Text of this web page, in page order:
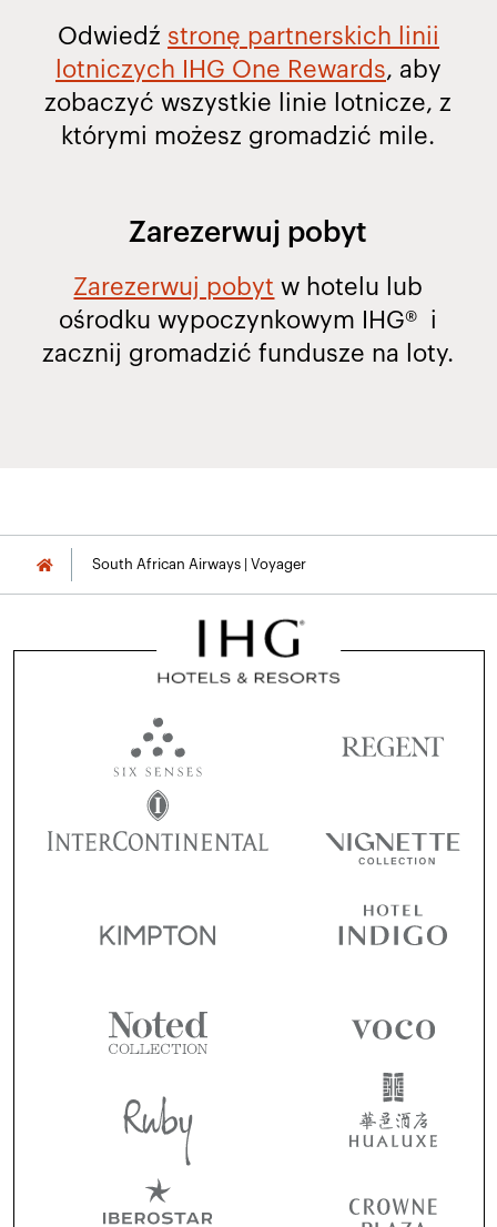
Odwiedź stronę partnerskich linii
lotniczych IHG One Rewards, aby
zobaczyć wszystkie linie lotnicze, z
którymi możesz gromadzić mile.
Zarezerwuj pobyt
Zarezerwuj pobyt w hotelu lub
ośrodku wypoczynkowym IHG® i
zacznij gromadzić fundusze na loty.
South African Airways | Voyager